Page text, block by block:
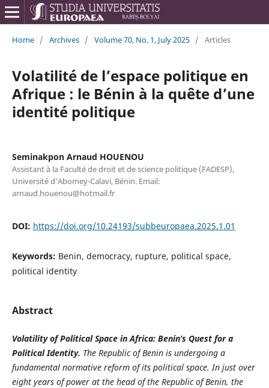
Home / Archives / Volume 70, No. 1, July 2025 / Articles
Volatilité de l’espace politique en
Afrique : le Bénin à la quête d’une
identité politique
Seminakpon Arnaud HOUENOU
Assistant à la Faculté de droit et de science politique (FADESP),
Université d’Abomey-Calavi, Bénin. Email:
arnaud.houenou@hotmail.fr
DOI: https://doi.org/10.24193/subbeuropaea.2025.1.01
Keywords: Benin, democracy, rupture, political space,
political identity
Abstract
Volatility of Political Space in Africa: Benin’s Quest for a
Political Identity. The Republic of Benin is undergoing a
fundamental normative reform of its political space. In just over
eight years of power at the head of the Republic of Benin, the